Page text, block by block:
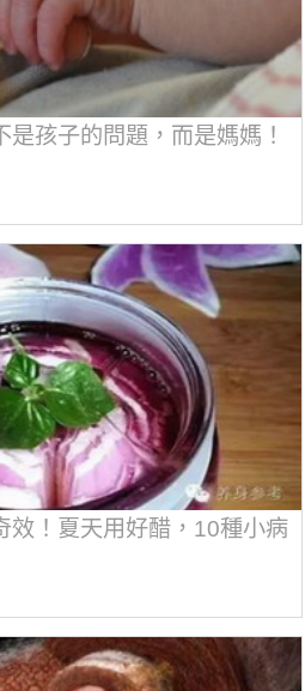
孩子的問題，而是媽媽！
效！夏天用好醋，10種小病